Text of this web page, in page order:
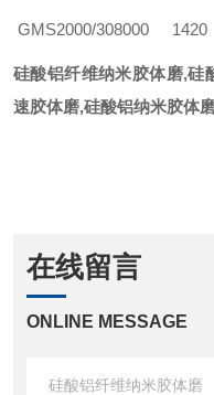
GMS2000/308000 1420
硅酸铝纤维纳米胶体磨,硅
速胶体磨,硅酸铝纳米胶体
在线留言
ONLINE MESSAGE